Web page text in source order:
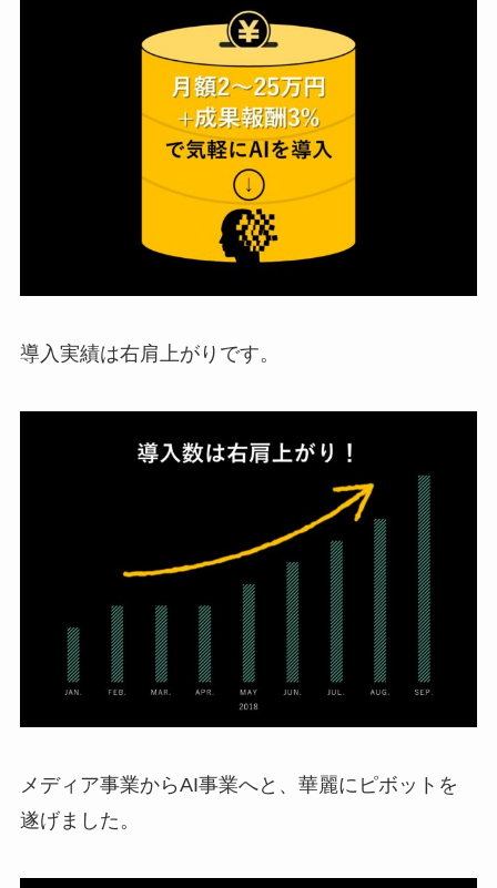
導入実績は右肩上がりです。
メディア事業からAI事業へと、華麗にピボットを
遂げました。